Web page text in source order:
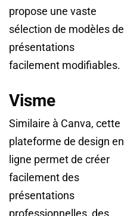
propose une vaste
sélection de modèles de
présentations
facilement modifiables.
Visme
Similaire à Canva, cette
plateforme de design en
ligne permet de créer
facilement des
présentations
professionnelles, des